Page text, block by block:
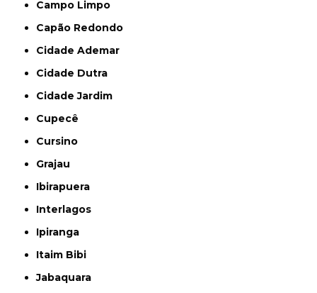
Campo Limpo
Capão Redondo
Cidade Ademar
Cidade Dutra
Cidade Jardim
Cupecê
Cursino
Grajau
Ibirapuera
Interlagos
Ipiranga
Itaim Bibi
Jabaquara